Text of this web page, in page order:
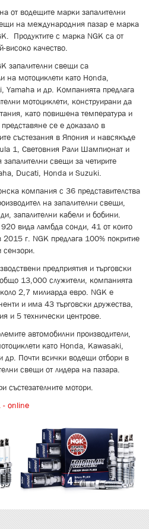
от водещите марки запалителни
на международния пазар е марка
Продуктите с марка NGK са от
високо качество.
запалителни свещи са
на мотоциклети като Honda,
и др. Компанията предлага
мотоциклети, конструирани да
като повишена температура и
се е доказало в
състезания в Япония и нaвсякъде
1, Световния Рали Шампионат и
свещи за четирите
Ducati, Honda и Suzuki.
компания с 36 представителства
на запалителни свещи,
запалителни кабели и бобини.
920 вида ламбда сонди, 41 от които
2015 г. NGK предлага 100% покритие
сензори.
предприятия и търговски
общо 13,000 служители, компанията
2,7 милиарда евро. NGK е
и има 43 търговски дружества,
и 5 технически центрове.
автомобилни производители,
като Honda, Kawasaki,
Почти всички водещи отбори в
свещи от лидера на пазара.
състезателните мотори.
- online